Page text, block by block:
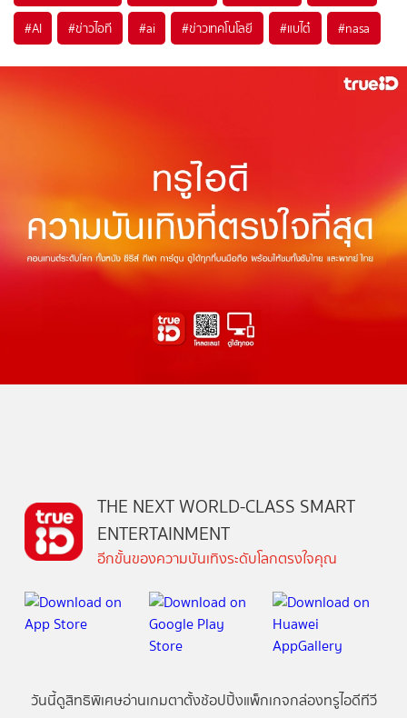
#AI #ข่าวไอที #ai #ข่าวเทคโนโลยี #แบไต๋ #nasa
THE NEXT WORLD-CLASS SMART
ENTERTAINMENT
อีกขั้นของความบันเทิงระดับโลกตรงใจคุณ
วันนี้ดูสิทธิพิเศษอ่านเกมตาตั้งช้อปปิ้งแพ็กเกจกล่องทรูไอดีทีวี